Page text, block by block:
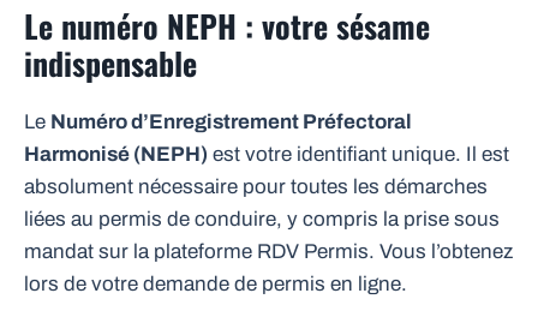
Le numéro NEPH : votre sésame
indispensable
Le Numéro d’Enregistrement Préfectoral
Harmonisé (NEPH) est votre identifiant unique. Il est
absolument nécessaire pour toutes les démarches
liées au permis de conduire, y compris la prise sous
mandat sur la plateforme RDV Permis. Vous l’obtenez
lors de votre demande de permis en ligne.